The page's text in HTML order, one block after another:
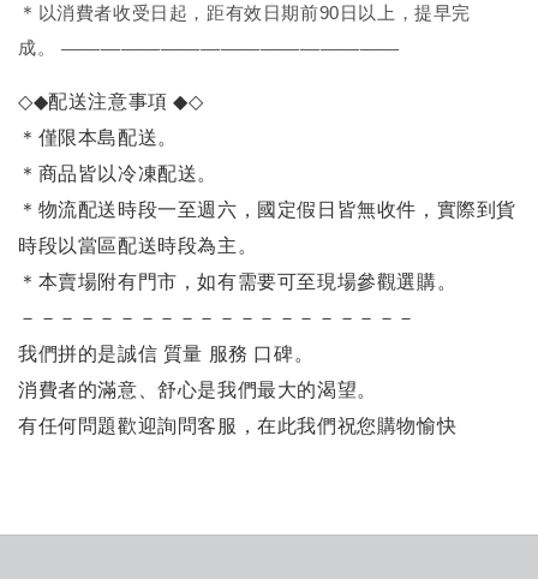
＊ 以消費者收受日起，距有效日期前90日以上，提早完
成。
—————————————————
◇◆配送注意事項◆◇
＊僅限本島配送。
＊商品皆以冷凍配送。
＊物流配送時段一至週六，國定假日皆無收件，實際到貨
時段以當區配送時段為主。
＊本賣場附有門市，如有需要可至現場參觀選購。
－－－－－－－－－－－－－－－－－－－－
我們拼的是誠信 質量 服務 口碑。
消費者的滿意、舒心是我們最大的渴望。
有任何問題歡迎詢問客服，在此我們祝您購物愉快